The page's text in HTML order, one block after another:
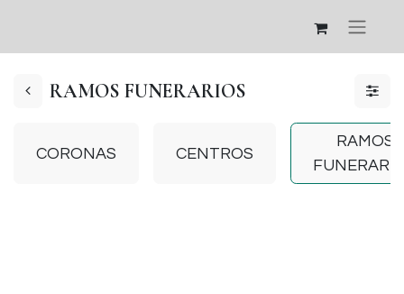
RAMOS FUNERARIOS
CORONAS CENTROS
RAMOS